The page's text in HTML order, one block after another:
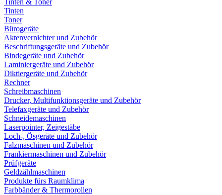
Tinten & Toner
Tinten
Toner
Bürogeräte
Aktenvernichter und Zubehör
Beschriftungsgeräte und Zubehör
Bindegeräte und Zubehör
Laminiergeräte und Zubehör
Diktiergeräte und Zubehör
Rechner
Schreibmaschinen
Drucker, Multifunktionsgeräte und Zubehör
Telefaxgeräte und Zubehör
Schneidemaschinen
Laserpointer, Zeigestäbe
Loch-, Ösgeräte und Zubehör
Falzmaschinen und Zubehör
Frankiermaschinen und Zubehör
Prüfgeräte
Geldzählmaschinen
Produkte fürs Raumklima
Farbbänder & Thermorollen